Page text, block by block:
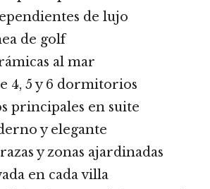
de lujo
de golf
al mar
4, 5 y 6 dormitorios
principales en suite
y elegante
y zonas ajardinadas
en cada villa